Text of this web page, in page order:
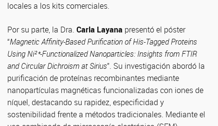
locales a los kits comerciales.
Por su parte, la Dra. Carla Layana presentó el póster
“Magnetic Affinity-Based Purification of His-Tagged Proteins
Using Ni²⁺-Functionalized Nanoparticles: Insights from FTIR
and Circular Dichroism at Sirius”. Su investigación abordó la
purificación de proteínas recombinantes mediante
nanopartículas magnéticas funcionalizadas con iones de
níquel, destacando su rapidez, especificidad y
sostenibilidad frente a métodos tradicionales. Mediante el